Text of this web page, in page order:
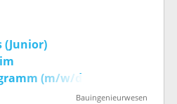
(Junior)
(m/w/d)
Bauingenieurwesen